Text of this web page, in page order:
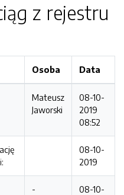
z rejestru
Osoba Data
Mateusz
Jaworski
08-10-
2019
08:52
08-10-
2019
-
08-10-